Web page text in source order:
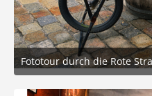
Fototour durch die Rote
4. März 2026 um
10